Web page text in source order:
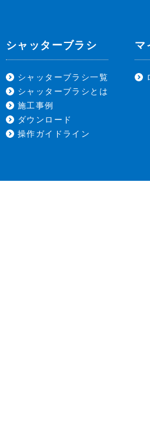
シャッターブラシ
シャッターブラシ一覧
シャッターブラシとは
施工事例
ダウンロード
操作ガイドライン
マ